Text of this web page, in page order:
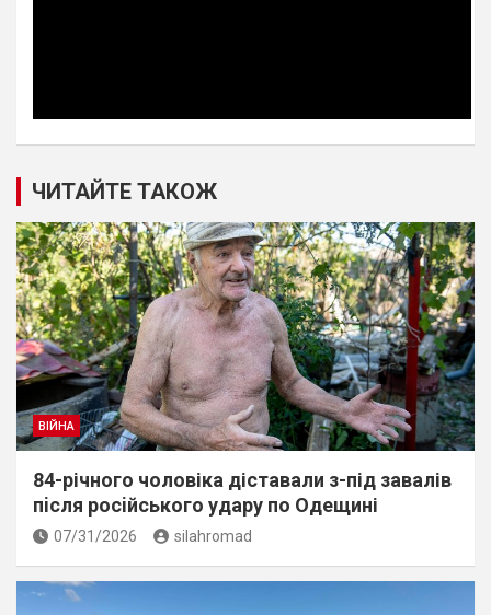
ЧИТАЙТЕ ТАКОЖ
ВІЙНА
84-річного чоловіка діставали з-під завалів
пiсля росiйського удару по Одещині
07/31/2026 silahromad